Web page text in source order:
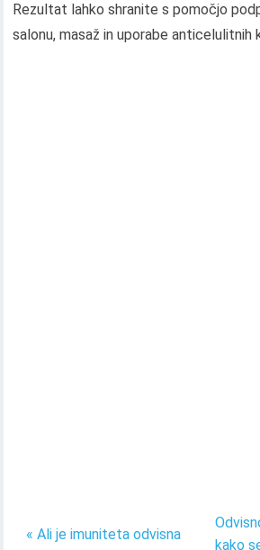
Rezultat lahko shranite s pomočjo
salonu, masaž in uporabe anticelulitnih
« Ali je imuniteta odvisna
kako